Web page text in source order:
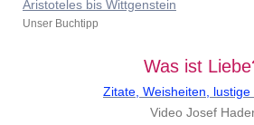
Unser Buchtipp
Was ist
Zitate, Weisheiten, lustige
Video Josef